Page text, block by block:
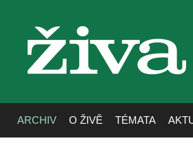
živa
ARCHIV O ŽIVĚ TÉMATA